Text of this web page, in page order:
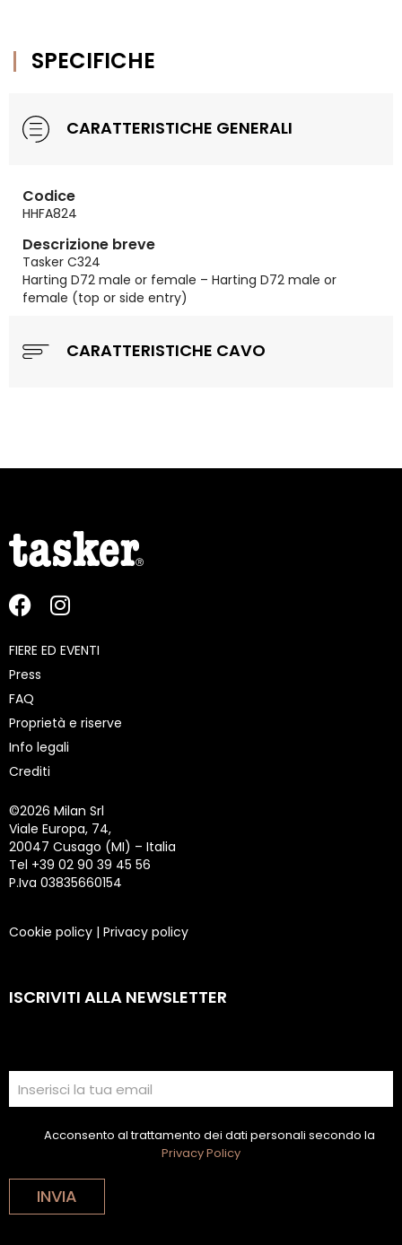
SPECIFICHE
CARATTERISTICHE GENERALI
Codice
HHFA824
Descrizione breve
Tasker C324
Harting D72 male or female – Harting D72 male or
female (top or side entry)
CARATTERISTICHE CAVO
FIERE ED EVENTI
Press
FAQ
Proprietà e riserve
Info legali
Crediti
©2026 Milan Srl
Viale Europa, 74,
20047 Cusago (MI) – Italia
Tel +39 02 90 39 45 56
P.Iva 03835660154
Cookie policy | Privacy policy
ISCRIVITI ALLA NEWSLETTER
Acconsento al trattamento dei dati personali secondo la
Privacy Policy
INVIA